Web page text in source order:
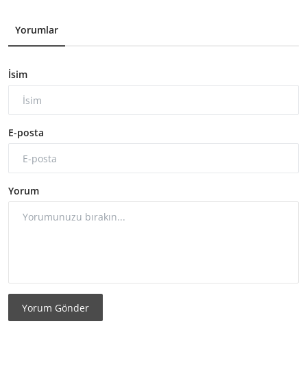
Yorumlar
İsim
E-posta
Yorum
Yorum Gönder